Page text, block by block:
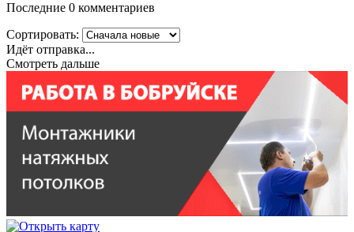
Последние 0 комментариев
Сортировать:
Идёт отправка...
Смотреть дальше